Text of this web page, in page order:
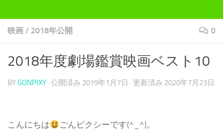
映画 / 2018年公開 0
2018年度劇場鑑賞映画ベスト10
BYGONPIXY · 公開済み 2019年1月7日 · 更新済み 2020年7月23日
こんにちは ごんピクシーです(^_^)。